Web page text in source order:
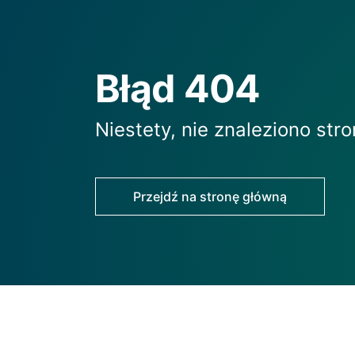
Błąd 404
Niestety, nie znaleziono
Przejdź na stronę główną